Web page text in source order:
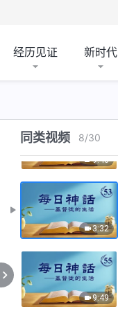
经历见证 新时代
同类视频 8/30
9:46
3:32
9:49